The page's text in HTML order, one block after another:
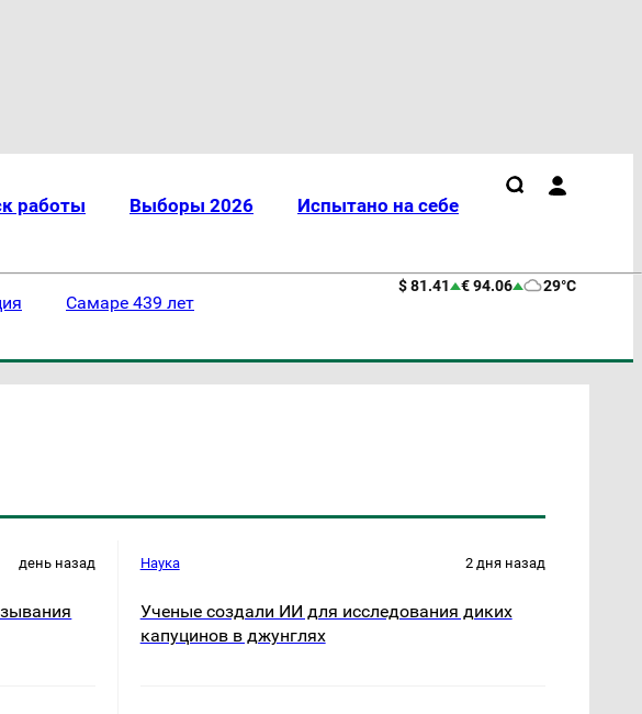
работы Выборы 2026 Испытано на себе
Самаре 439 лет
$ 81.41 € 94.06 29°C
день назад Наука 2 дня назад
Ученые создали ИИ для исследования диких
капуцинов в джунглях